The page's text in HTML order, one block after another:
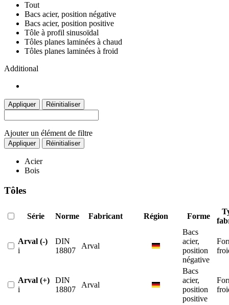
Tout
Bacs acier, position négative
Bacs acier, position positive
Tôle à profil sinusoïdal
Tôles planes laminées à chaud
Tôles planes laminées à froid
Additional
Appliquer Réinitialiser
Ajouter un élément de filtre
Appliquer Réinitialiser
Acier
Bois
Tôles
Série Norme Fabricant Région Forme
Arval (-)
i
DIN
18807
Arval
Bacs
acier,
position
négative
Arval (+)
i
DIN
18807
Arval
Bacs
acier,
position
positive